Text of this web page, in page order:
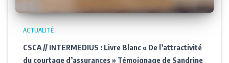
ACTUALITÉ
CSCA // INTERMEDIUS : Livre Blanc « De l’attractivité
du courtage d’assurances » Témoignage de Sandrine